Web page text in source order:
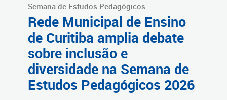
Semana de Estudos Pedagógicos
Rede Municipal de Ensino
de Curitiba amplia debate
sobre inclusão e
diversidade na Semana de
Estudos Pedagógicos 2026